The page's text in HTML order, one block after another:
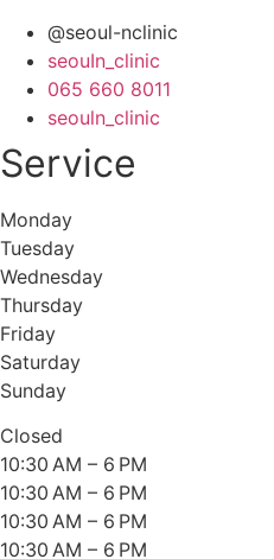
@seoul-nclinic
seouIn_clinic
065 660 8011
seouln_clinic
Service
Monday
Tuesday
Wednesday
Thursday
Friday
Saturday
Sunday
Closed
10:30 AM – 6 PM
10:30 AM – 6 PM
10:30 AM – 6 PM
10:30 AM – 6 PM